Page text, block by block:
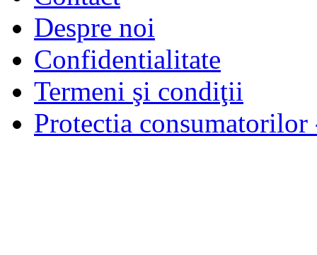
Despre noi
Confidentialitate
Termeni şi condiţii
Protectia